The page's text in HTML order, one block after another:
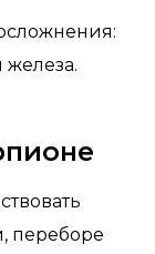
переборе